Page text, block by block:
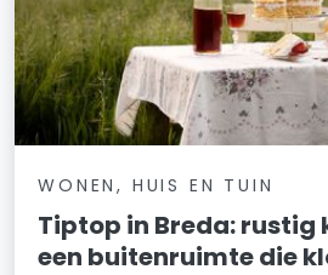
WONEN, HUIS EN TUIN
Tiptop in Breda: rustig
een buitenruimte die